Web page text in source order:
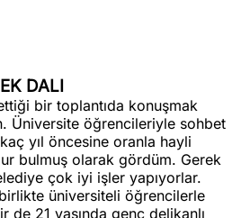
DALI
bir toplantıda konuşmak
Üniversite öğrencileriyle sohbet
yıl öncesine oranla hayli
bulmuş olarak gördüm. Gerek
çok iyi işler yapıyorlar.
üniversiteli öğrencilerle
de 21 yaşında genç delikanlı